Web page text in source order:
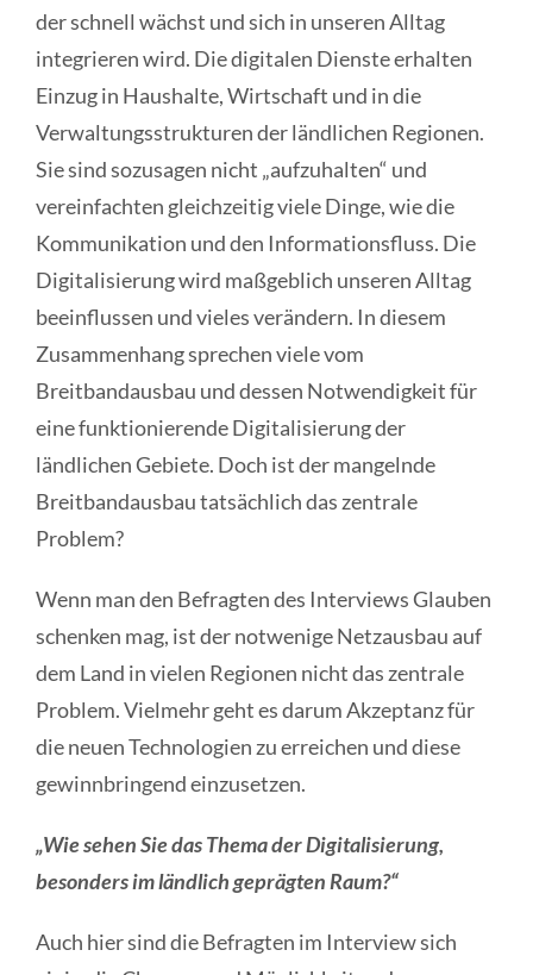
der schnell wächst und sich in unseren Alltag
integrieren wird. Die digitalen Dienste erhalten
Einzug in Haushalte, Wirtschaft und in die
Verwaltungsstrukturen der ländlichen Regionen.
Sie sind sozusagen nicht „aufzuhalten“ und
vereinfachten gleichzeitig viele Dinge, wie die
Kommunikation und den Informationsfluss. Die
Digitalisierung wird maßgeblich unseren Alltag
beeinflussen und vieles verändern. In diesem
Zusammenhang sprechen viele vom
Breitbandausbau und dessen Notwendigkeit für
eine funktionierende Digitalisierung der
ländlichen Gebiete. Doch ist der mangelnde
Breitbandausbau tatsächlich das zentrale
Problem?
Wenn man den Befragten des Interviews Glauben
schenken mag, ist der notwenige Netzausbau auf
dem Land in vielen Regionen nicht das zentrale
Problem. Vielmehr geht es darum Akzeptanz für
die neuen Technologien zu erreichen und diese
gewinnbringend einzusetzen.
„Wie sehen Sie das Thema der Digitalisierung,
besonders im ländlich geprägten Raum?“
Auch hier sind die Befragten im Interview sich